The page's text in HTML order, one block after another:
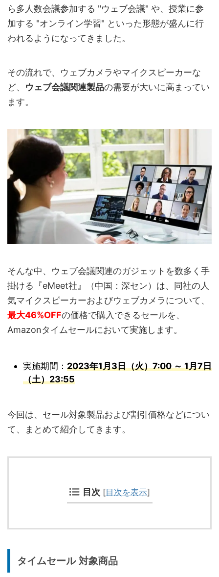
ら多人数会議参加する "ウェブ会議" や、授業に参
加する "オンライン学習" といった形態が盛んに行
われるようになってきました。
その流れで、ウェブカメラやマイクスピーカーな
ど、 ウェブ会議関連製品の需要が大いに高まってい
ます。
そんな中、ウェブ会議関連のガジェットを数多く手
掛ける『eMeet社』（中国：深セン）は、同社の人
気マイクスピーカーおよびウェブカメラについて、
最大46%OFFの価格で購入できるセールを、
Amazonタイムセールにおいて実施します。
実施期間： 2023年1月3日（火）7:00 ～ 1月7日
（土）23:55
今回は、セール対象製品および割引価格などについ
て、まとめて紹介してきます。
目次 [目次を表示]
タイムセール 対象商品